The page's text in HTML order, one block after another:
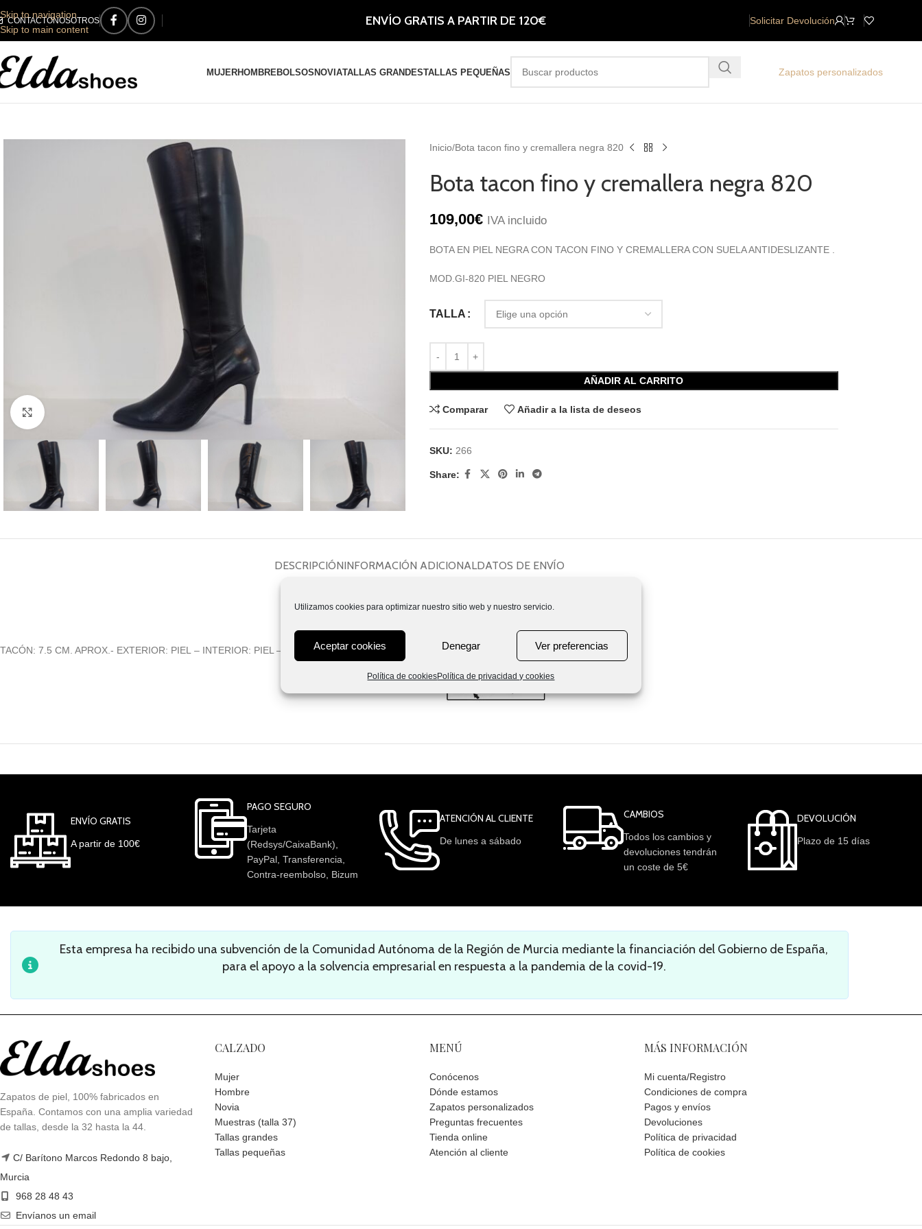
Utilizamos cookies para optimizar nuestro sitio web y nuestro servicio.
Aceptar cookies Denegar Ver preferencias
Política de cookiesPolítica de privacidad y cookies
Skip to navigation
Skip to main content
CONTACTONOSOTROS ENVÍO GRATIS A PARTIR DE 120€ Solicitar Devolución
MUJERHOMBREBOLSOSNOVIATALLAS GRANDESTALLAS PEQUEÑAS Zapatos personalizados
Haga Click para agrandar
Inicio Bota tacon fino y cremallera negra 820
Bota tacon fino y cremallera negra 820
109,00€ IVA incluido
BOTA EN PIEL NEGRA CON TACON FINO Y CREMALLERA CON SUELA ANTIDESLIZANTE .
MOD.GI-820 PIEL NEGRO
TALLA
AÑADIR AL CARRITO
Comparar Añadir a la lista de deseos
SKU: 266
Share:
DESCRIPCIÓNINFORMACIÓN ADICIONALDATOS DE ENVÍO
TACÓN: 7.5 CM. APROX.- EXTERIOR: PIEL – INTERIOR: PIEL – FABRICADO EN: ELDA (ESPAÑA) –
ENVÍO GRATIS
A partir de 100€
PAGO SEGURO
Tarjeta
(Redsys/CaixaBank),
PayPal, Transferencia,
Contra-reembolso, Bizum
ATENCIÓN AL CLIENTE
De lunes a sábado
CAMBIOS
Todos los cambios y
devoluciones tendrán
un coste de 5€
DEVOLUCIÓN
Plazo de 15 días
Esta empresa ha recibido una subvención de la Comunidad Autónoma de la Región de Murcia mediante la financiación del Gobierno de España,
para el apoyo a la solvencia empresarial en respuesta a la pandemia de la covid-19.
Zapatos de piel, 100% fabricados en
España. Contamos con una amplia variedad
de tallas, desde la 32 hasta la 44.
C/ Barítono Marcos Redondo 8 bajo,
Murcia
968 28 48 43
Envíanos un email
CALZADO
Mujer
Hombre
Novia
Muestras (talla 37)
Tallas grandes
Tallas pequeñas
MENÚ
Conócenos
Dónde estamos
Zapatos personalizados
Preguntas frecuentes
Tienda online
Atención al cliente
MÁS INFORMACIÓN
Mi cuenta/Registro
Condiciones de compra
Pagos y envíos
Devoluciones
Política de privacidad
Política de cookies